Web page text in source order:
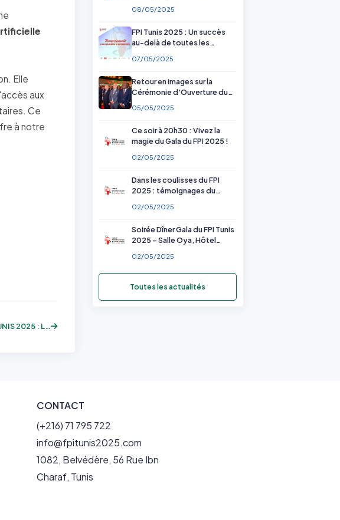
Elle
aux
Ce
à notre
J-30 avant le FPI TUNIS 2025 : Le compte...
08/05/2025
FPI Tunis 2025 : Un succès
au-delà de toutes les
partenaires !
07/05/2025
Retour en images sur la
Cérémonie d'Ouverture du
FPI Tunis 2025
05/05/2025
Ce soir à 20h30 : Vivez la
magie du Gala du FPI 2025 !
02/05/2025
Dans les coulisses du FPI
2025 : témoignages du
d'organisation
02/05/2025
Soirée Dîner Gala du FPI Tunis
2025 – Salle Oya, Hôtel
02/05/2025
Toutes les actualités
CONTACT
(+216) 71 795 722
info@fpitunis2025.com
1082, Belvédère, 56 Rue Ibn
Charaf, Tunis